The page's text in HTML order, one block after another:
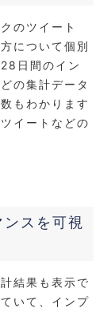
のツイート
について個別
日間のイン
の集計データ
もわかります
イートなどの
スを可視
結果も表示で
いて、インプ